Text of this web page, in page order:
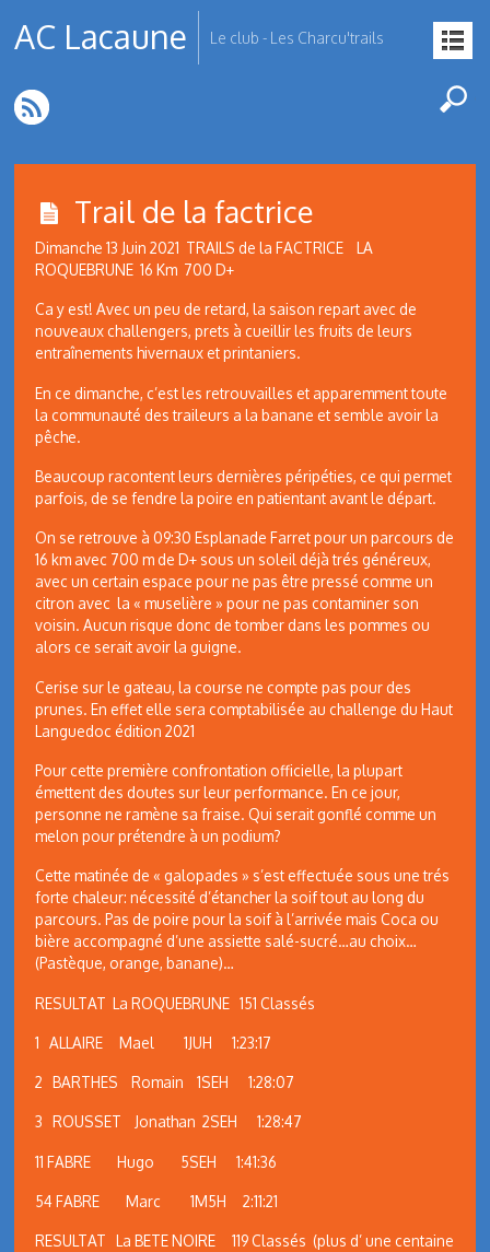
AC Lacaune Le club - Les Charcu'trails
Trail de la factrice
Dimanche 13 Juin 2021 TRAILS de la FACTRICE LA
ROQUEBRUNE 16 Km 700 D+
Ca y est! Avec un peu de retard, la saison repart avec de
nouveaux challengers, prets à cueillir les fruits de leurs
entraînements hivernaux et printaniers.
En ce dimanche, c’est les retrouvailles et apparemment toute
la communauté des traileurs a la banane et semble avoir la
pêche.
Beaucoup racontent leurs dernières péripéties, ce qui permet
parfois, de se fendre la poire en patientant avant le départ.
On se retrouve à 09:30 Esplanade Farret pour un parcours de
16 km avec 700 m de D+ sous un soleil déjà trés généreux,
avec un certain espace pour ne pas être pressé comme un
citron avec la « muselière » pour ne pas contaminer son
voisin. Aucun risque donc de tomber dans les pommes ou
alors ce serait avoir la guigne.
Cerise sur le gateau, la course ne compte pas pour des
prunes. En effet elle sera comptabilisée au challenge du Haut
Languedoc édition 2021
Pour cette première confrontation officielle, la plupart
émettent des doutes sur leur performance. En ce jour,
personne ne ramène sa fraise. Qui serait gonflé comme un
melon pour prétendre à un podium?
Cette matinée de « galopades » s’est effectuée sous une trés
forte chaleur: nécessité d’étancher la soif tout au long du
parcours. Pas de poire pour la soif à l’arrivée mais Coca ou
bière accompagné d’une assiette salé-sucré…au choix…
(Pastèque, orange, banane)…
RESULTAT La ROQUEBRUNE 151 Classés
1 ALLAIRE Mael 1JUH 1:23:17
2 BARTHES Romain 1SEH 1:28:07
3 ROUSSET Jonathan 2SEH 1:28:47
11 FABRE Hugo 5SEH 1:41:36
54 FABRE Marc 1M5H 2:11:21
RESULTAT La BETE NOIRE 119 Classés (plus d’ une centaine